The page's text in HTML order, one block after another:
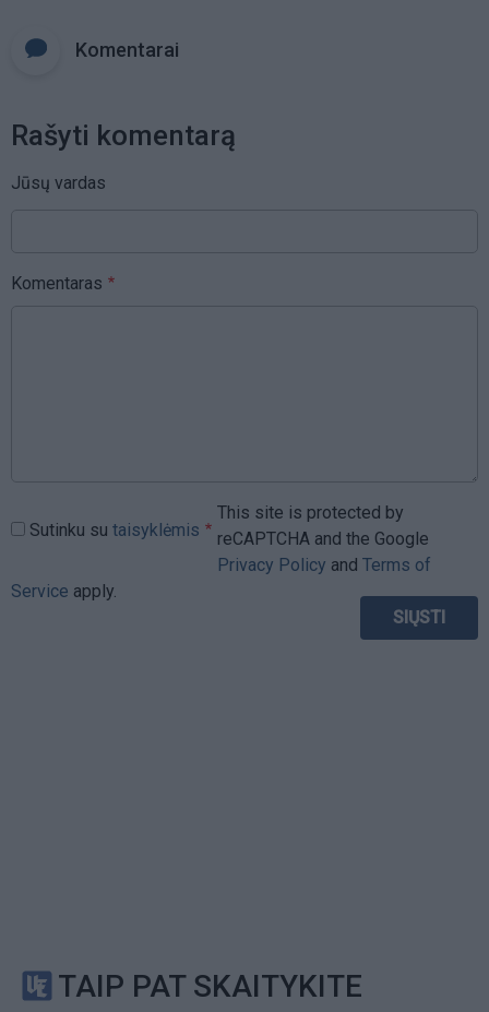
Komentarai
Rašyti komentarą
Jūsų vardas
Komentaras
Sutinku su taisyklėmis
This site is protected by
reCAPTCHA and the Google
Privacy Policy and Terms of
Service apply.
TAIP PAT SKAITYKITE